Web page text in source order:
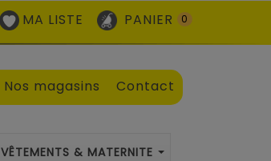
MA LISTE PANIER 0
Nos magasins Contact
VÊTEMENTS & MATERNITE